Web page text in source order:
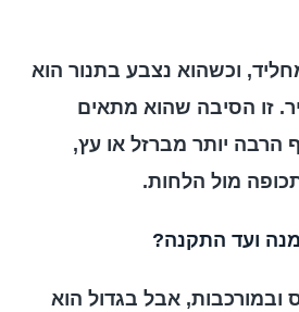
מחליד, וכשהוא נצבע בתנור הוא
זו הסיבה שהוא מתאים
הרבה יותר מברזל או עץ,
מול הלחות.
ועד התקנה?
ובמורכבות, אבל בגדול הוא